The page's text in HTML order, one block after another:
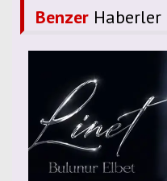
Benzer Haberler